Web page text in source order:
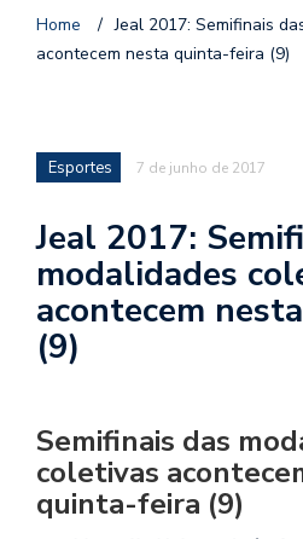
Home / Jeal 2017: Semifinais
acontecem nesta quinta-feira (9)
Esportes 7 de junho de 2017
Jeal 2017:
modalidades
acontecem
(9)
Semifinais das
coletivas
quinta-feira (9)